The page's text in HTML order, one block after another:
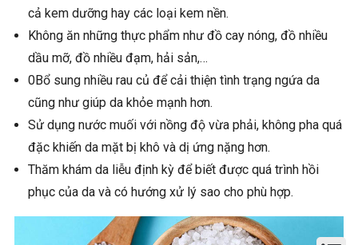
cả kem dưỡng hay các loại kem nền.
Không ăn những thực phẩm như đồ cay nóng, đồ nhiều
dầu mỡ, đồ nhiều đạm, hải sản,…
0Bổ sung nhiều rau củ để cải thiện tình trạng ngứa da
cũng như giúp da khỏe mạnh hơn.
Sử dụng nước muối với nồng độ vừa phải, không pha quá
đặc khiến da mặt bị khô và dị ứng nặng hơn.
Thăm khám da liễu định kỳ để biết được quá trình hồi
phục của da và có hướng xử lý sao cho phù hợp.